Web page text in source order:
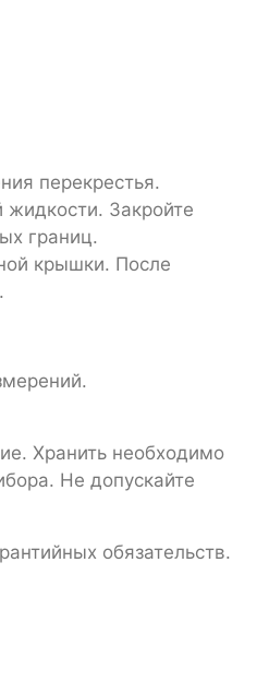
перекрестья.
Закройте
границ.
крышки. После
Хранить необходимо
Не допускайте
обязательств.